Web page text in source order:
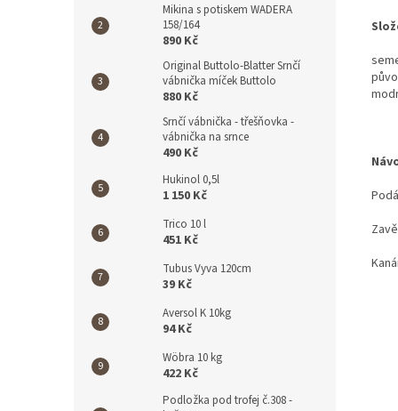
Mikina s potiskem WADERA
158/164
890 Kč
Original Buttolo-Blatter Srnčí
vábnička míček Buttolo
880 Kč
Srnčí vábnička - třešňovka -
vábnička na srnce
490 Kč
Hukinol 0,5l
1 150 Kč
Trico 10 l
451 Kč
Tubus Vyva 120cm
39 Kč
Aversol K 10kg
94 Kč
Wöbra 10 kg
422 Kč
Podložka pod trofej č.308 -